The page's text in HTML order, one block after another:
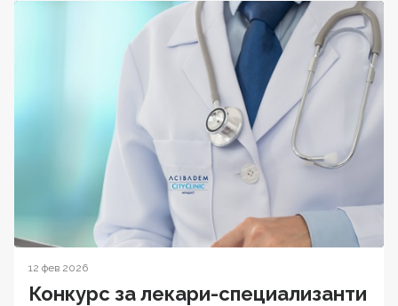
12 фев 2026
Конкурс за лекари-специализанти